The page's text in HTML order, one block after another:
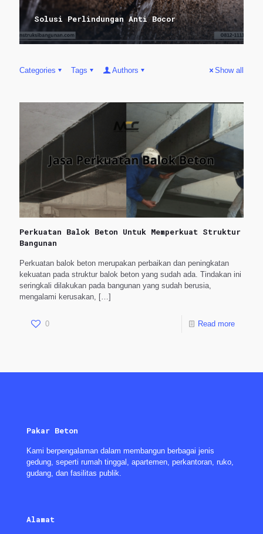
Solusi Perlindungan Anti Bocor
Categories Tags Authors Show all
Perkuatan Balok Beton Untuk Memperkuat Struktur
Bangunan
Perkuatan balok beton merupakan perbaikan dan peningkatan
kekuatan pada struktur balok beton yang sudah ada. Tindakan ini
seringkali dilakukan pada bangunan yang sudah berusia,
mengalami kerusakan, […]
0 Read more
Pakar Beton
Kami berpengalaman dalam membangun berbagai jenis
gedung, seperti rumah tinggal, apartemen, perkantoran, ruko,
gudang, dan fasilitas publik.
Alamat